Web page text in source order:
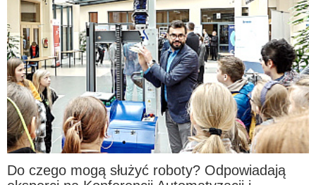
Do czego mogą służyć roboty? Odpowiadają